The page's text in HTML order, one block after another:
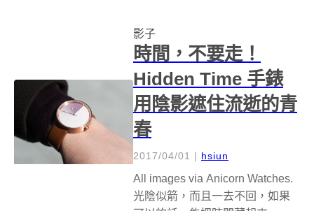
味」，讓它們彷...
影子
時間，不要走！
Hidden Time 手錶
用陰影遮住流逝的青
春
2017/04/01 | hsiun
All images via Anicorn Watches.
光陰似箭，而且一去不回，如果